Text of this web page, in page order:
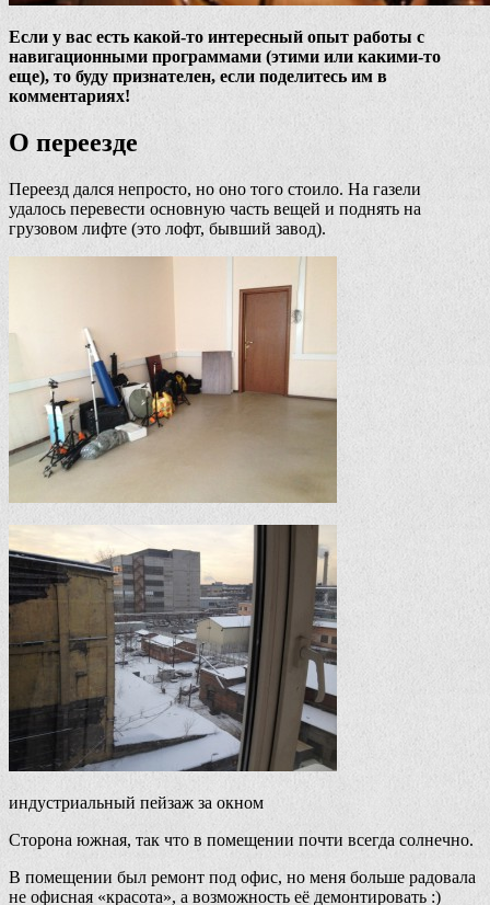
Если у вас есть какой-то интересный опыт работы с
навигационными программами (этими или какими-то
еще), то буду признателен, если поделитесь им в
комментариях!
О переезде
Переезд дался непросто, но оно того стоило. На газели
удалось перевести основную часть вещей и поднять на
грузовом лифте (это лофт, бывший завод).
индустриальный пейзаж за окном
Сторона южная, так что в помещении почти всегда солнечно.
В помещении был ремонт под офис, но меня больше радовала
не офисная «красота», а возможность её демонтировать :)